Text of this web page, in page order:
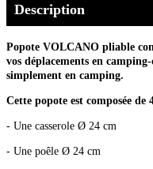
Description
Popote VOLCANO pliable
vos déplacements en
simplement en camping.
Cette popote est composée de
- Une casserole Ø 24 cm
- Une poêle Ø 24 cm